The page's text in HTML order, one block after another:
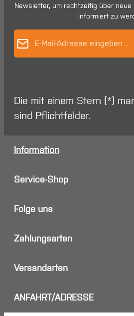
Newsletter, um rechtzeitig über
informiert zu
Die mit einem Stern (*)
sind Pflichtfelder.
Information
Service-Shop
Folge uns
Zahlungsarten
Versandarten
ANFAHRT/ADRESSE